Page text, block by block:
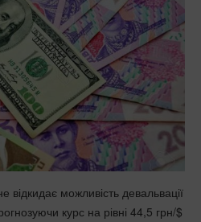
відкидає можливість девальвації
курс на рівні 44,5 грн/$